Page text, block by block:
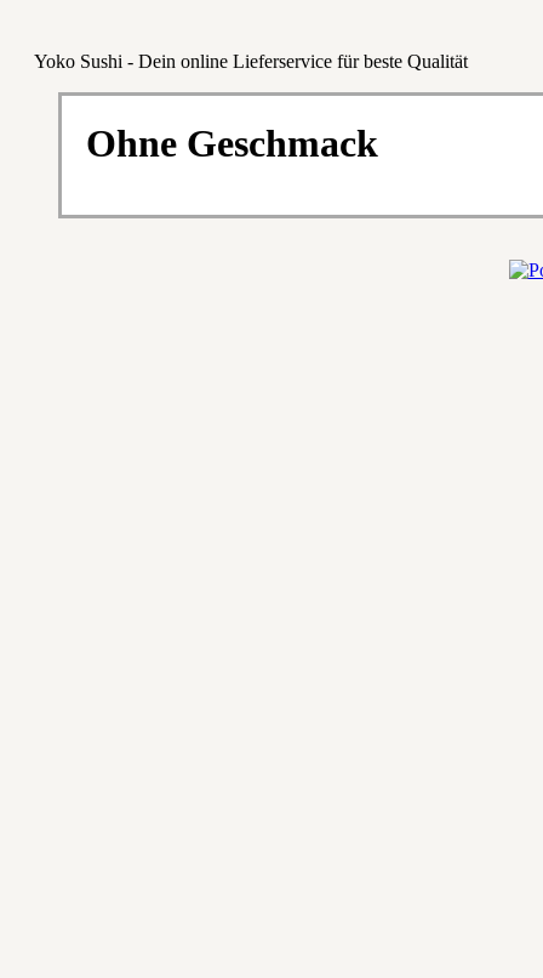
Yoko Sushi - Dein online Lieferservice für beste Qualität
Ohne Geschmack